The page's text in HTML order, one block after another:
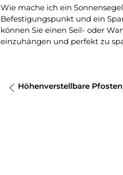
Wie mache ich ein
Befestigungspunkt und ein
können Sie einen Seil- oder
einzuhängen und perfekt zu
Höhenverstellbare Pfosten